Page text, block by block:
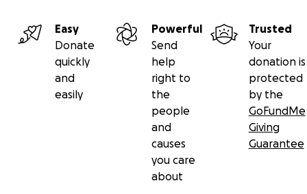
Easy
Donate
quickly
and
easily
Powerful
Send
help
right to
the
people
and
causes
you care
about
Trusted
Your
donation is
protected
by the
GoFundMe
Giving
Guarantee